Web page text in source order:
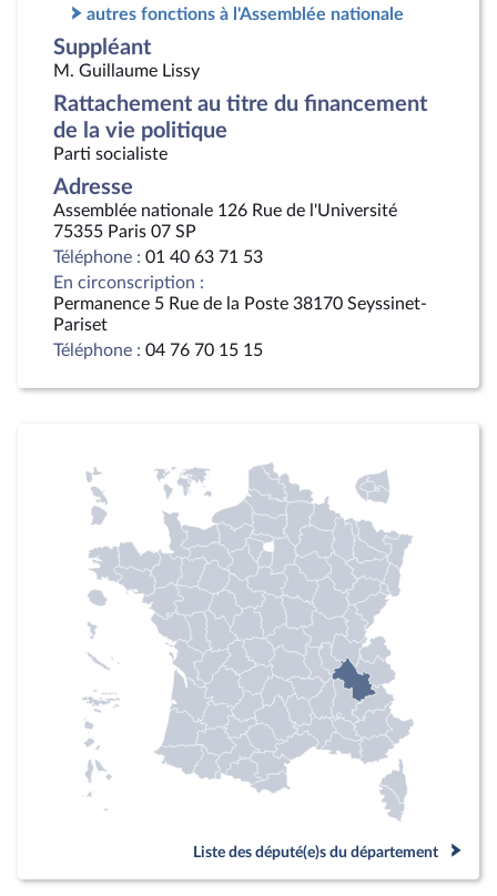
autres fonctions à l'Assemblée nationale
Suppléant
M. Guillaume Lissy
Rattachement au titre du financement
de la vie politique
Parti socialiste
Adresse
Assemblée nationale 126 Rue de l'Université
75355 Paris 07 SP
Téléphone : 01 40 63 71 53
En circonscription :
Permanence 5 Rue de la Poste 38170 Seyssinet-
Pariset
Téléphone : 04 76 70 15 15
Liste des député(e)s du département